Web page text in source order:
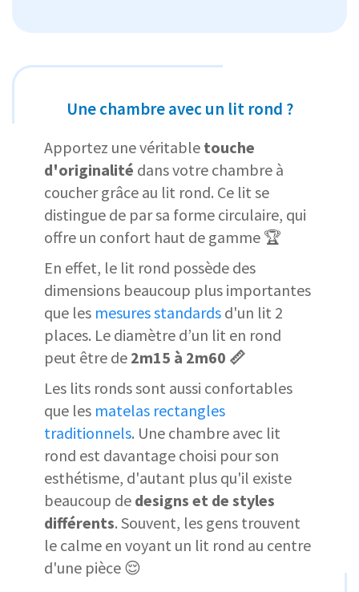
Une chambre avec un lit rond ?
Apportez une véritable touche
d'originalité dans votre chambre à
coucher grâce au lit rond. Ce lit se
distingue de par sa forme circulaire, qui
offre un confort haut de gamme 🏆
En effet, le lit rond possède des
dimensions beaucoup plus importantes
que les mesures standards d'un lit 2
places. Le diamètre d’un lit en rond
peut être de 2m15 à 2m60 📏
Les lits ronds sont aussi confortables
que les matelas rectangles
traditionnels. Une chambre avec lit
rond est davantage choisi pour son
esthétisme, d'autant plus qu'il existe
beaucoup de designs et de styles
différents. Souvent, les gens trouvent
le calme en voyant un lit rond au centre
d'une pièce 😌